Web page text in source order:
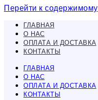
Перейти к содержимому
ГЛАВНАЯ
О НАС
ОПЛАТА И ДОСТАВКА
КОНТАКТЫ
ГЛАВНАЯ
О НАС
ОПЛАТА И ДОСТАВКА
КОНТАКТЫ